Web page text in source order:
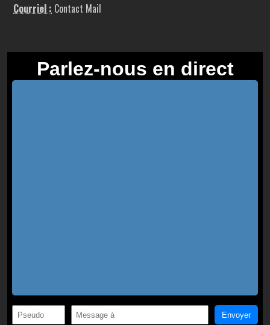
Courriel : Contact Mail